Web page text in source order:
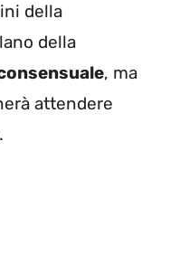
della
della
, ma
attendere